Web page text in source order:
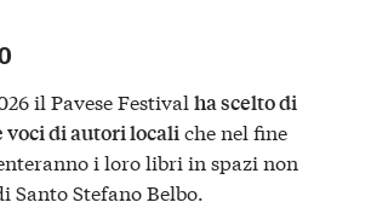
il Pavese Festival ha scelto di
voci di autori localiche nel fine
i loro libri in spazi non
Santo Stefano Belbo.